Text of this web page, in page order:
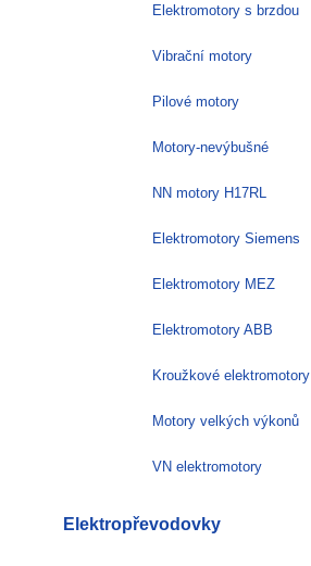
Elektromotory s brzdou
Vibrační motory
Pilové motory
Motory-nevýbušné
NN motory H17RL
Elektromotory Siemens
Elektromotory MEZ
Elektromotory ABB
Kroužkové elektromotory
Motory velkých výkonů
VN elektromotory
Elektropřevodovky